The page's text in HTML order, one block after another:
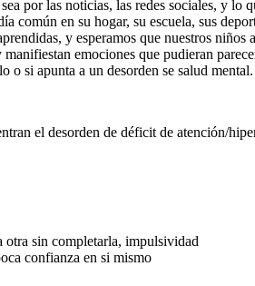
por las noticias, las redes sociales, y
común en su hogar, su escuela, sus
y esperamos que nuestros
emociones que pudieran
o si apunta a un desorden se salud mental.
el desorden de déficit de atención/
otra sin completarla, impulsividad
confianza en si mismo